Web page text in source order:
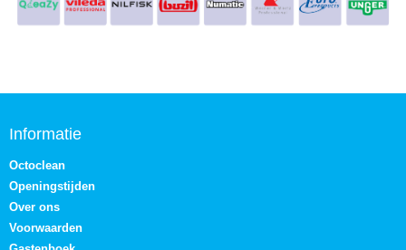
Informatie
Octoclean
Openingstijden
Over ons
Voorwaarden